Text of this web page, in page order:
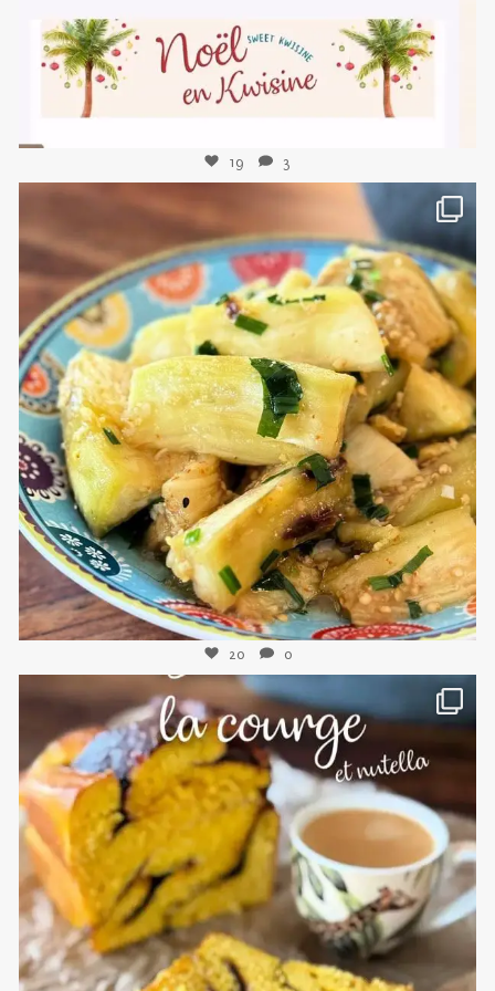
19 3
sweetkwisine
Nov 8
20 0
sweetkwisine